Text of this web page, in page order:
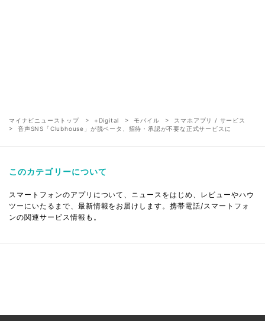
マイナビニューストップ +Digital モバイル
スマホアプリ / サービス
音声SNS「Clubhouse」が脱ベータ、招待・承認が不要な正式サービスに
このカテゴリーについて
スマートフォンのアプリについて、ニュースをはじめ、レビューやハウ
ツーにいたるまで、最新情報をお届けします。携帯電話/スマートフォ
ンの関連サービス情報も。